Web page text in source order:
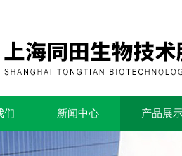
们 新闻中心 产品展